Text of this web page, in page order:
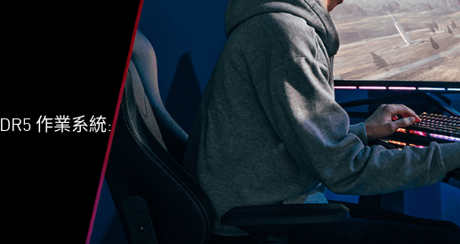
作業系統: